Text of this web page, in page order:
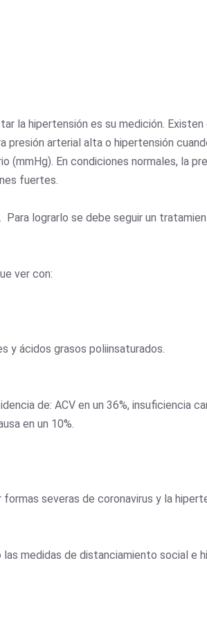
la hipertensión es su medición. Existen
presión arterial alta o hipertensión
(mmHg). En condiciones normales, la
fuertes.
lograrlo se debe seguir un
ver con:
y ácidos grasos poliinsaturados.
de: ACV en un 36%, insuficiencia
en un 10%.
severas de coronavirus y la
medidas de distanciamiento social e